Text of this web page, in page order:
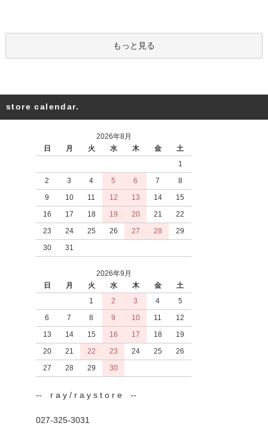
もっと見る
store calendar.
2026年8月
日
月 火 水 木 金
土
1
2
3 4 5 6 7
8
9
10 11 12 13 14
15
16
17 18 19 20 21
22
23
24 25 26 27 28
29
30
31
2026年9月
日
月 火 水 木 金
土
1
2 3 4
5
6
7 8 9 10 11
12
13
14 15 16 17 18
19
20
21 22 23 24 25
26
27
28 29 30
-- r a y / r a y s t o r e --
027-325-3031